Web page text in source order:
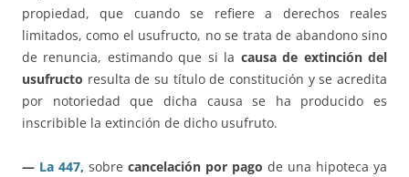
propiedad, que cuando se refiere a derechos reales
limitados, como el usufructo, no se trata de abandono sino
de renuncia, estimando que si la causa de extinción del
usufructo resulta de su título de constitución y se acredita
por notoriedad que dicha causa se ha producido es
inscribible la extinción de dicho usufruto.
— La 447, sobre cancelación por pago de una hipoteca ya